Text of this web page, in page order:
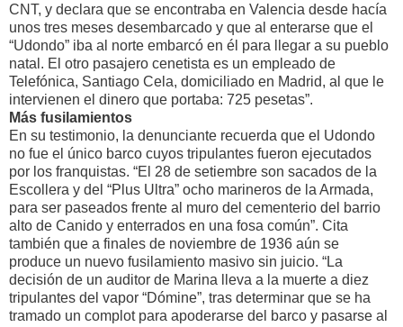
CNT, y declara que se encontraba en Valencia desde hacía
unos tres meses desembarcado y que al enterarse que el
“Udondo” iba al norte embarcó en él para llegar a su pueblo
natal. El otro pasajero cenetista es un empleado de
Telefónica, Santiago Cela, domiciliado en Madrid, al que le
intervienen el dinero que portaba: 725 pesetas”.
Más fusilamientos
En su testimonio, la denunciante recuerda que el Udondo
no fue el único barco cuyos tripulantes fueron ejecutados
por los franquistas. “El 28 de setiembre son sacados de la
Escollera y del “Plus Ultra” ocho marineros de la Armada,
para ser paseados frente al muro del cementerio del barrio
alto de Canido y enterrados en una fosa común”. Cita
también que a finales de noviembre de 1936 aún se
produce un nuevo fusilamiento masivo sin juicio. “La
decisión de un auditor de Marina lleva a la muerte a diez
tripulantes del vapor “Dómine”, tras determinar que se ha
tramado un complot para apoderarse del barco y pasarse al